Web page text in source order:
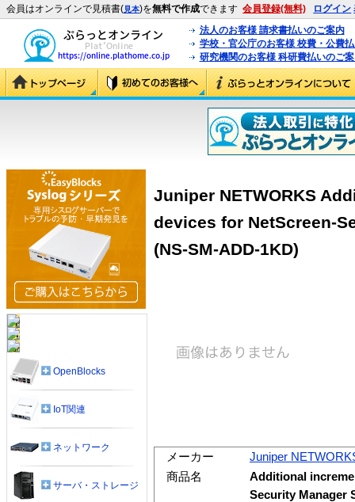
会員はオンラインで見積書(見本)を無料で作成できます 会員登録(無料) ログイン
法人のお客様 請求書払いのご案内
学校・官公庁のお客様 校費・公費
研究機関のお客様 科研費払いのご
Juniper NETWORKS
devices for NetScreen-
(NS-SM-ADD-1KD)
メーカー
Juniper
商品名
Additional
Security Manager
OpenBlocks
IoT関連
ネットワーク
サーバ・ストレージ